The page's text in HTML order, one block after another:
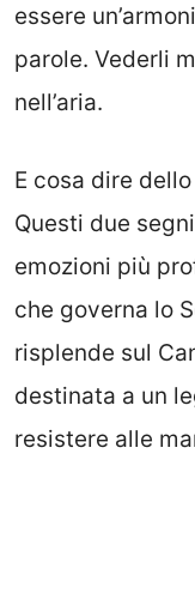
essere
parole. Vederli
nell’aria.
E cosa dire dello
Questi due
emozioni più
che governa lo
risplende sul
destinata a un
resistere alle